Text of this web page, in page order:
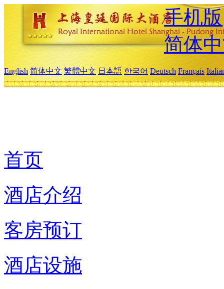
手机版
简体
English 简体中文 繁體中文 日本語 한국어 Deutsch Français
首页
酒店介绍
客房预订
酒店设施